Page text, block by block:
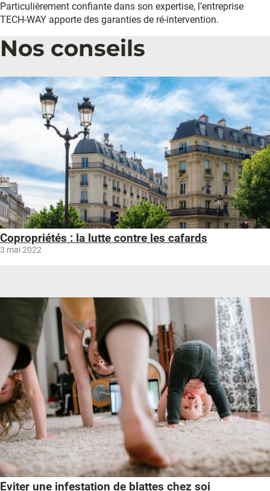
Particulièrement confiante dans son expertise, l’entreprise
TECH-WAY apporte des garanties de ré-intervention.
Nos conseils
Copropriétés : la lutte contre les cafards
3 mai 2022
Eviter une infestation de blattes chez soi